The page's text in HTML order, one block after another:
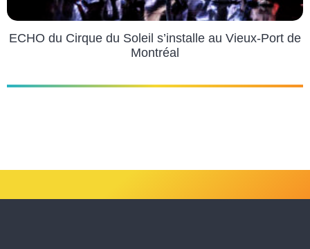
ECHO du Cirque du Soleil s’installe au Vieux-Port de
Montréal